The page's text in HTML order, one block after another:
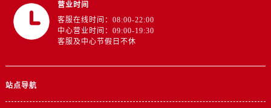
营业时间
客服在线时间：08:00-22:00
中心营业时间：09:00-19:30
客服及中心节假日不休
站点导航